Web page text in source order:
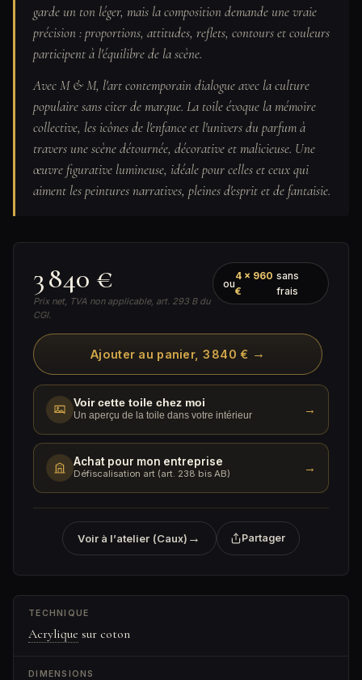
garde un ton léger, mais la composition demande une vraie
précision : proportions, attitudes, reflets, contours et couleurs
participent à l'équilibre de la scène.
Avec M & M, l'art contemporain dialogue avec la culture
populaire sans citer de marque. La toile évoque la mémoire
collective, les icônes de l'enfance et l'univers du parfum à
travers une scène détournée, décorative et malicieuse. Une
œuvre figurative lumineuse, idéale pour celles et ceux qui
aiment les peintures narratives, pleines d'esprit et de fantaisie.
3 840 €
Prix net, TVA non applicable, art. 293 B du
CGI.
ou
4 × 960
€
sans
frais
Ajouter au panier, 3 840 € →
Voir cette toile chez moi
Un aperçu de la toile dans votre intérieur →
Achat pour mon entreprise
Défiscalisation art (art. 238 bis AB) →
Voir à l’atelier (Caux) → Partager
TECHNIQUE
Acrylique sur coton
DIMENSIONS